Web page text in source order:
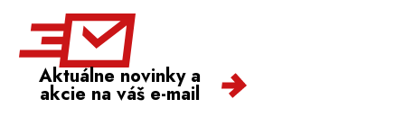
Aktuálne novinky a
akcie na váš e-mail